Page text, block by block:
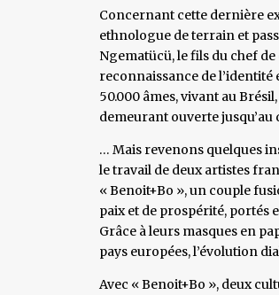
Concernant cette dernière
ethnologue de terrain et
Ngematücü, le fils du chef
reconnaissance de
50.000 âmes, vivant au
demeurant ouverte jusqu’au
… Mais revenons quelques
le travail de deux artistes
« Benoit+Bo », un couple
paix et de prospérité, portés
Grâce à leurs masques en
pays europées, l’évolution
Avec « Benoit+Bo », deux